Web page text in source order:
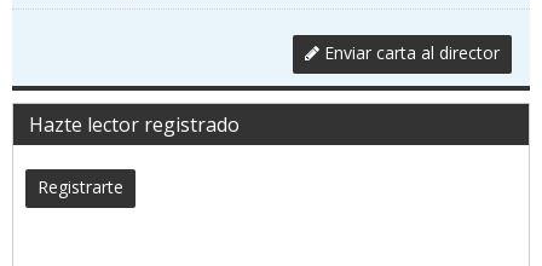
Enviar carta al director
Hazte lector registrado
Registrarte